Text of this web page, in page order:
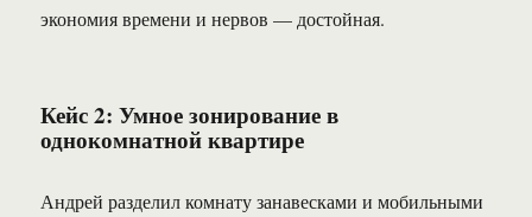
экономия времени и нервов — достойная.
Кейс 2: Умное зонирование в
однокомнатной квартире
Андрей разделил комнату занавесками и мобильными